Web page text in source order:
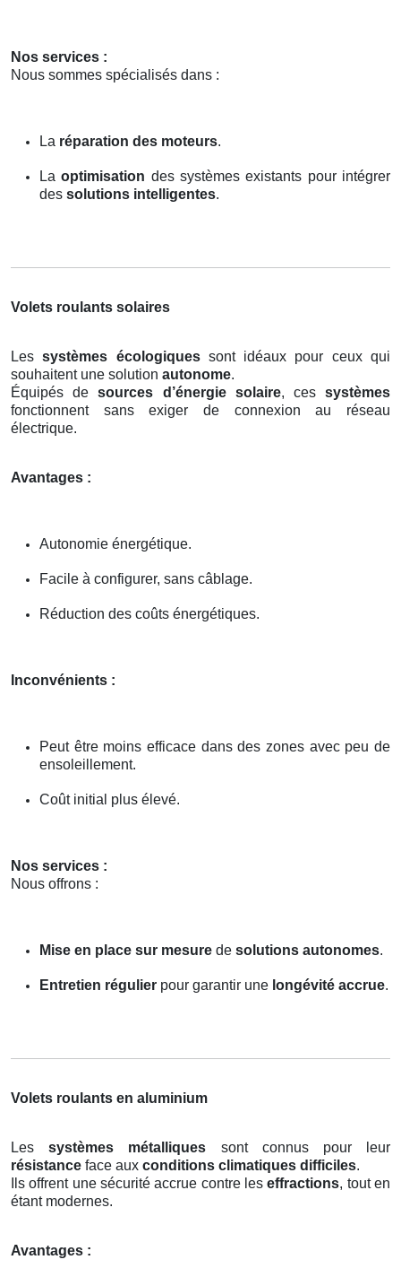
Nos services :
Nous sommes spécialisés dans :
La réparation des moteurs.
Laoptimisation des systèmes existants pour intégrer
des solutions intelligentes.
Volets roulants solaires
Lessystèmes écologiquessont idéaux pour ceux qui
souhaitent une solution autonome.
Équipés desources d’énergie solaire, cessystèmes
fonctionnent sans exiger de connexion au réseau
électrique.
Avantages :
Autonomie énergétique.
Facile à configurer, sans câblage.
Réduction des coûts énergétiques.
Inconvénients :
Peut être moins efficace dans des zones avec peu de
ensoleillement.
Coût initial plus élevé.
Nos services :
Nous offrons :
Mise en place sur mesure de solutions autonomes.
Entretien régulier pour garantir une longévité accrue.
Volets roulants en aluminium
Lessystèmes métalliques sont connus pour leur
résistance face aux conditions climatiques difficiles.
Ils offrent une sécurité accrue contre leseffractions, tout en
étant modernes.
Avantages :